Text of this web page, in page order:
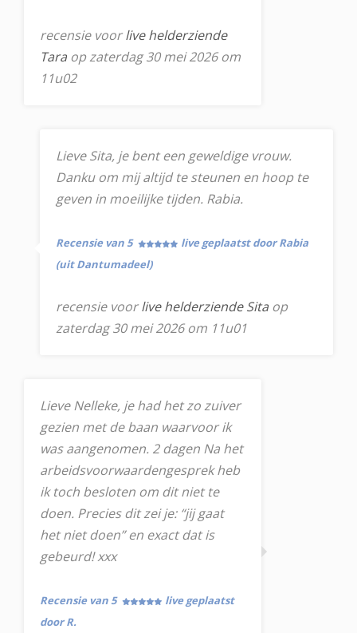
recensie voorlive helderziende
Tara op zaterdag 30 mei 2026 om
11u02
Lieve Sita, je bent een geweldige vrouw.
Danku om mij altijd te steunen en hoop te
geven in moeilijke tijden. Rabia.
Recensie van 5
live geplaatst door Rabia
(uit Dantumadeel)
recensie voorlive helderziende Sita op
zaterdag 30 mei 2026 om 11u01
Lieve Nelleke, je had het zo zuiver
gezien met de baan waarvoor ik
was aangenomen. 2 dagen Na het
arbeidsvoorwaardengesprek heb
ik toch besloten om dit niet te
doen. Precies dit zei je: “jij gaat
het niet doen” en exact dat is
gebeurd! xxx
Recensie van 5
live geplaatst
door R.